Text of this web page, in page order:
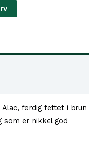
ferdig fettet i brun
som er nikkel god